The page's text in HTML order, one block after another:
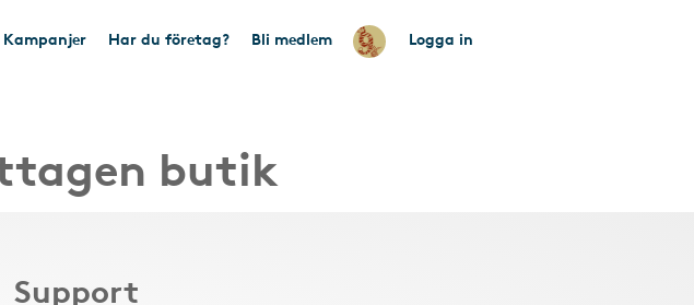
Kampanjer Har du företag? Bli medlem Logga in
butik
Support